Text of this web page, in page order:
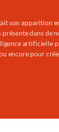
son apparition
dans de
artificielle
encore pour